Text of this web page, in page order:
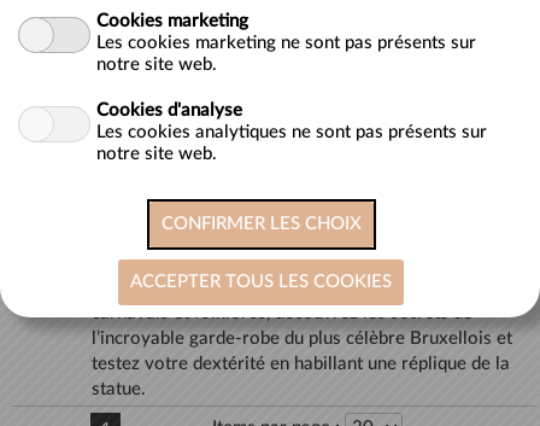
Ville de Bruxelles
Avec ce ticket, vous bénéficierez d’une entrée à la
GardeRobe MannekenPis qui sera également valable
Place.
Votre entrée à la GardeRobe MannekenPis
costumes ? Situé à deux pas de la fontaine, ce musée
exceptionnelles issues du monde entier. Métiers,
personnalités, associations citoyennes ou sportives,
carnavals et folklores, découvrez les secrets de
l’incroyable garde-robe du plus célèbre Bruxellois et
testez votre dextérité en habillant une réplique de la
statue.
Cookies marketing
Les cookies marketing ne sont pas présents sur
notre site web.
Cookies d'analyse
Les cookies analytiques ne sont pas présents sur
notre site web.